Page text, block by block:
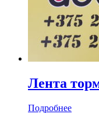
Лента
Подробнее